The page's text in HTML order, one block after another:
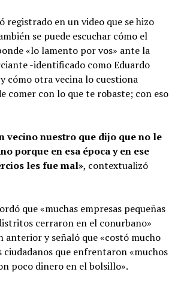
registrado en un video que se hizo
se puede escuchar cómo el
«lo lamento por vos» ante la
-identificado como Eduardo
cómo otra vecina lo cuestiona
comer con lo que te robaste; con eso
vecino nuestro que dijo que no le
porque en esa época y en ese
les fue mal», contextualizó
que «muchas empresas pequeñas
cerraron en el conurbano»
anterior y señaló que «costó mucho
que enfrentaron «muchos
poco dinero en el bolsillo».